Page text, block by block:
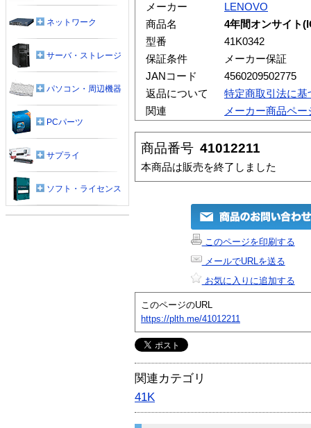
メーカー
LENOVO
商品名
4年間オンサイト
型番
41K0342
保証条件
メーカー保証
JANコード
4560209502775
返品について
特定商取引法に基
関連
メーカー商品ペー
商品番号 41012211
本商品は販売を終了しました
このページを印刷する
メールでURLを送る
お気に入りに追加する
このページのURL
https://plth.me/41012211
関連カテゴリ
41K
ネットワーク
サーバ・ストレージ
パソコン・周辺機器
PCパーツ
サプライ
ソフト・ライセンス